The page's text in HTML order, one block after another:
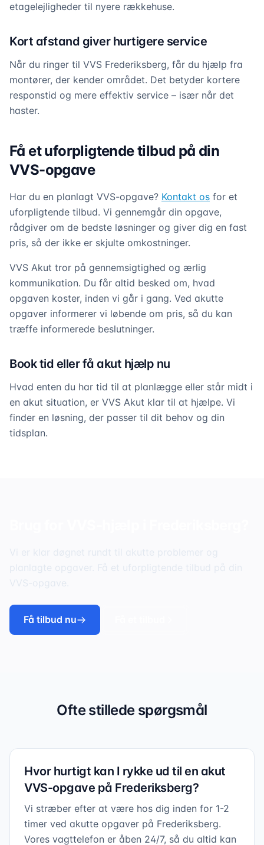
etagelejligheder til nyere rækkehuse.
Kort afstand giver hurtigere service
Når du ringer til VVS Frederiksberg, får du hjælp fra
montører, der kender området. Det betyder kortere
responstid og mere effektiv service – især når det
haster.
Få et uforpligtende tilbud på din
VVS-opgave
Har du en planlagt VVS-opgave? Kontakt os for et
uforpligtende tilbud. Vi gennemgår din opgave,
rådgiver om de bedste løsninger og giver dig en fast
pris, så der ikke er skjulte omkostninger.
VVS Akut tror på gennemsigtighed og ærlig
kommunikation. Du får altid besked om, hvad
opgaven koster, inden vi går i gang. Ved akutte
opgaver informerer vi løbende om pris, så du kan
træffe informerede beslutninger.
Book tid eller få akut hjælp nu
Hvad enten du har tid til at planlægge eller står midt i
en akut situation, er VVS Akut klar til at hjælpe. Vi
finder en løsning, der passer til dit behov og din
tidsplan.
Vi er klar døgnet rundt til akutte problemer og
planlagte opgaver. Få et uforpligtende tilbud på din
VVS-opgave.
Få tilbud nu
Ofte stillede spørgsmål
Hvor hurtigt kan I rykke ud til en akut
VVS-opgave på Frederiksberg?
Vi stræber efter at være hos dig inden for 1-2
timer ved akutte opgaver på Frederiksberg.
Vores vagttelefon er åben 24/7, så du altid kan